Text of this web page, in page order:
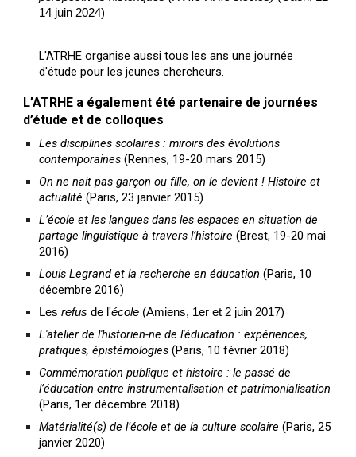
14 juin 2024)
L'ATRHE organise aussi tous les ans une journée
d'étude pour les jeunes chercheurs.
L’ATRHE a également été partenaire de journées
d’étude et de colloques
Les disciplines scolaires : miroirs des évolutions
contemporaines(Rennes, 19-20 mars 2015)
On ne nait pas garçon ou fille, on le devient ! Histoire et
actualité (Paris, 23 janvier 2015)
L’école et les langues dans les espaces en situation de
partage linguistique à travers l’histoire (Brest, 19-20 mai
2016)
Louis Legrand et la recherche en éducation(Paris, 10
décembre 2016)
Lesrefus de l'école (Amiens, 1er et 2 juin 2017)
L'atelier de l'historien-ne de l'éducation : expériences,
pratiques, épistémologies(Paris, 10 février 2018)
Commémoration publique et histoire : le passé de
l’éducation entre instrumentalisation et patrimonialisation
(Paris, 1er décembre 2018)
Matérialité(s) de l’école et de la culture scolaire (Paris, 25
janvier 2020)